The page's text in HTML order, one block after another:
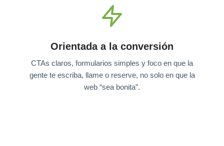
Orientada a la conversión
CTAs claros, formularios simples y foco en que la
gente te escriba, llame o reserve, no solo en que la
web “sea bonita”.